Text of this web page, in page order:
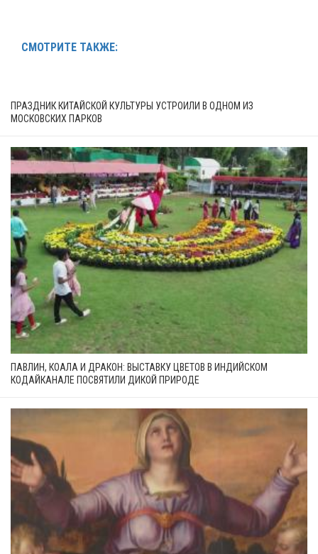
СМОТРИТЕ ТАКЖЕ:
ПРАЗДНИК КИТАЙСКОЙ КУЛЬТУРЫ УСТРОИЛИ В ОДНОМ ИЗ
МОСКОВСКИХ ПАРКОВ
ПАВЛИН, КОАЛА И ДРАКОН: ВЫСТАВКУ ЦВЕТОВ В ИНДИЙСКОМ
КОДАЙКАНАЛЕ ПОСВЯТИЛИ ДИКОЙ ПРИРОДЕ